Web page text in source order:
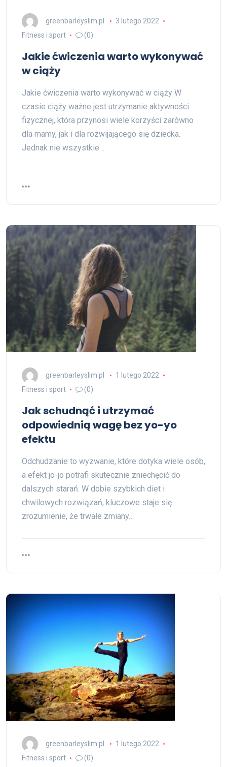
greenbarleyslim.pl
3 lutego 2022
Fitness i sport
(0)
Jakie ćwiczenia warto wykonywać
w ciąży
Jakie ćwiczenia warto wykonywać w ciąży W
czasie ciąży ważne jest utrzymanie aktywności
fizycznej, która przynosi wiele korzyści zarówno
dla mamy, jak i dla rozwijającego się dziecka.
Jednak nie wszystkie…
greenbarleyslim.pl
1 lutego 2022
Fitness i sport
(0)
Jak schudnąć i utrzymać
odpowiednią wagę bez yo-yo
efektu
Odchudzanie to wyzwanie, które dotyka wiele osób,
a efekt jo-jo potrafi skutecznie zniechęcić do
dalszych starań. W dobie szybkich diet i
chwilowych rozwiązań, kluczowe staje się
zrozumienie, że trwałe zmiany…
greenbarleyslim.pl
1 lutego 2022
Fitness i sport
(0)